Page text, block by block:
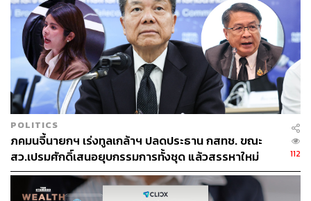
POLITICS
ภคมนจี้นายกฯ เร่งทูลเกล้าฯ ปลดประธาน กสทช. ขณะ
สว.เปรมศักดิ์เสนอยุบกรรมการทั้งชุด แล้วสรรหาใหม่
112